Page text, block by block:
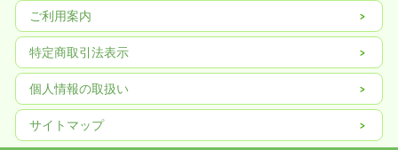
ご利用案内
特定商取引法表示
個人情報の取扱い
サイトマップ